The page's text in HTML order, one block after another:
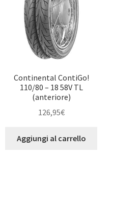
Continental ContiGo!
110/80 – 18 58V TL
(anteriore)
126,95€
Aggiungi al carrello